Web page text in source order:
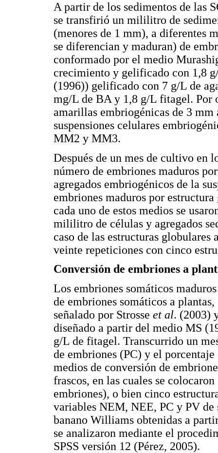
A partir de los sedimentos de las
se transfirió un mililitro de
(menores de 1 mm), a diferentes
se diferencian y maduran) de
conformado por el medio
crecimiento y gelificado con 1,8
(1996)) gelificado con 7 g/L de
mg/L de BA y 1,8 g/L fitagel. Por
amarillas embriogénicas de 3 mm
suspensiones celulares
MM2 y MM3.
Después de un mes de cultivo en
número de embriones maduros
agregados embriogénicos de la
embriones maduros por
cada uno de estos medios se
mililitro de células y agregados
caso de las estructuras
veinte repeticiones con cinco
Conversión de embriones a
Los embriones somáticos
de embriones somáticos a
señalado por Strosse et al. (2003)
diseñado a partir del medio MS
g/L de fitagel. Transcurrido un
de embriones (PC) y el
medios de conversión de
frascos, en las cuales se
embriones), o bien cinco
variables NEM, NEE, PC y PV de
banano Williams obtenidas a
se analizaron mediante el
SPSS versión 12 (Pérez, 2005).